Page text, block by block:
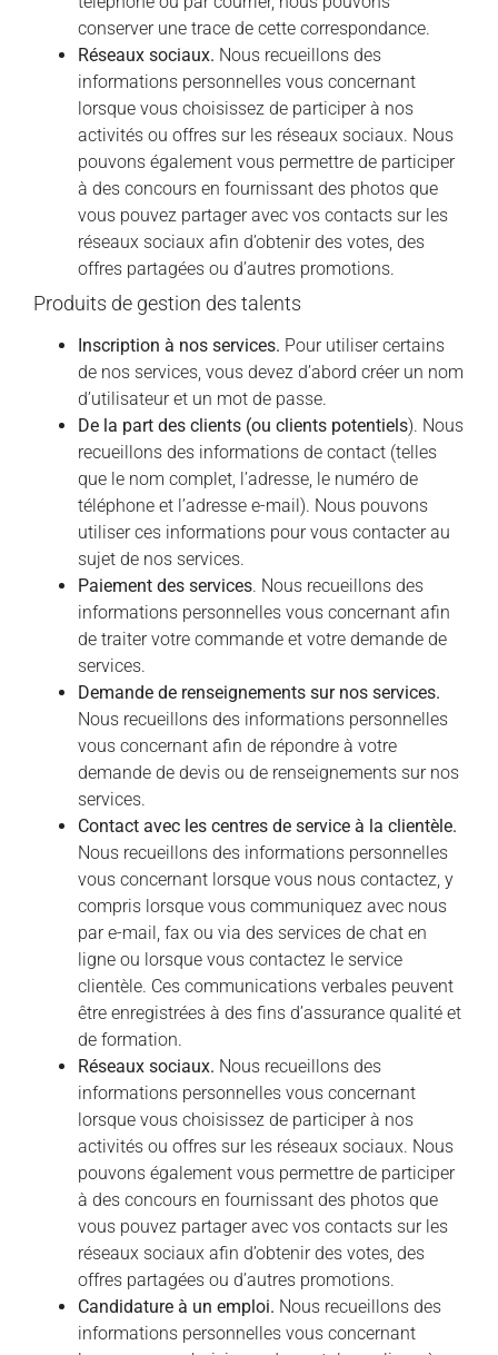
conserver une trace de cette correspondance.
Réseaux sociaux. Nous recueillons des
informations personnelles vous concernant
lorsque vous choisissez de participer à nos
activités ou offres sur les réseaux sociaux. Nous
pouvons également vous permettre de participer
à des concours en fournissant des photos que
vous pouvez partager avec vos contacts sur les
réseaux sociaux afin d’obtenir des votes, des
offres partagées ou d’autres promotions.
Produits de gestion des talents
Inscription à nos services. Pour utiliser certains
de nos services, vous devez d’abord créer un nom
d’utilisateur et un mot de passe.
De la part des clients (ou clients potentiels). Nous
recueillons des informations de contact (telles
que le nom complet, l’adresse, le numéro de
téléphone et l’adresse e-mail). Nous pouvons
utiliser ces informations pour vous contacter au
sujet de nos services.
Paiement des services. Nous recueillons des
informations personnelles vous concernant afin
de traiter votre commande et votre demande de
services.
Demande de renseignements sur nos services.
Nous recueillons des informations personnelles
vous concernant afin de répondre à votre
demande de devis ou de renseignements sur nos
services.
Contact avec les centres de service à la clientèle.
Nous recueillons des informations personnelles
vous concernant lorsque vous nous contactez, y
compris lorsque vous communiquez avec nous
par e-mail, fax ou via des services de chat en
ligne ou lorsque vous contactez le service
clientèle. Ces communications verbales peuvent
être enregistrées à des fins d’assurance qualité et
de formation.
Réseaux sociaux. Nous recueillons des
informations personnelles vous concernant
lorsque vous choisissez de participer à nos
activités ou offres sur les réseaux sociaux. Nous
pouvons également vous permettre de participer
à des concours en fournissant des photos que
vous pouvez partager avec vos contacts sur les
réseaux sociaux afin d’obtenir des votes, des
offres partagées ou d’autres promotions.
Candidature à un emploi. Nous recueillons des
informations personnelles vous concernant